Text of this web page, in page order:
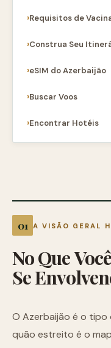
A VISÃO GERAL
NoQueVocê
Se
O Azerbaijão é o tipo
quão estreito é o
Requisitos de
Construa Seu
eSIM do Azerbaijão
Buscar Voos
Encontrar Hotéis